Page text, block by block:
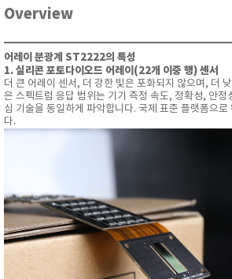
Overview
어레이 분광계 ST2222의 특성
1. 실리콘 포토다이오드 어레이(22개 이중 행) 센서
더 큰 어레이 센서, 더 강한 빛은 포화되지 않으며, 더
은 스펙트럼 응답 범위는 기기 측정 속도, 정확성, 안정
심 기술을 동일하게 파악합니다. 국제 표준 플랫폼으로
다.